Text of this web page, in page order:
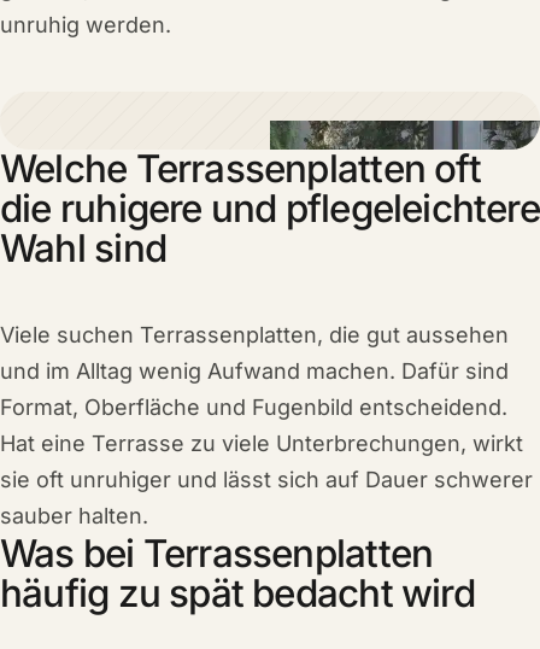
unruhig werden.
Welche Terrassenplatten oft
die ruhigere und pflegeleichtere
Wahl sind
Viele suchen Terrassenplatten, die gut aussehen
und im Alltag wenig Aufwand machen. Dafür sind
Format, Oberfläche und Fugenbild entscheidend.
Hat eine Terrasse zu viele Unterbrechungen, wirkt
sie oft unruhiger und lässt sich auf Dauer schwerer
sauber halten.
Was bei Terrassenplatten
häufig zu spät bedacht wird